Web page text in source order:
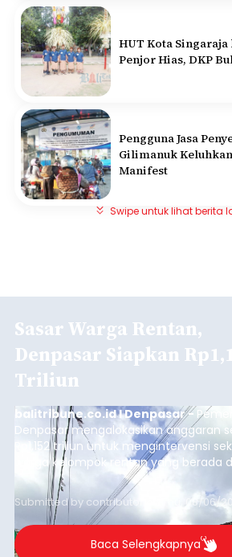
HUT Kota Singaraja
Penjor Hias, DKP
Pengguna Jasa
Gilimanuk
Manifest
Swipe untuk lihat berita
Sasar Warga Rentan,
Denpasar Siapkan
Triliun
balitribune.co.id I Denpasar -
Denpasar mengalokasikan anggaran
Rp1,152 triliun untuk mengintervensi
warga kelompok rentan yang berada
garis kemiskinan. Langkah strategis
guna menjaga masyarakat yang
kelompok desil 5 dan 6 tersebut agar
merosot ke kategori miskin.
Submitted by contributor Thu, 08/06/
Baca Selengkapnya